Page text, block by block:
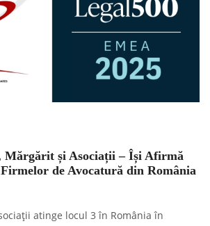
Mărgărit și Asociații – Își Afirmă
de Avocatură din România
atinge locul 3 în România în